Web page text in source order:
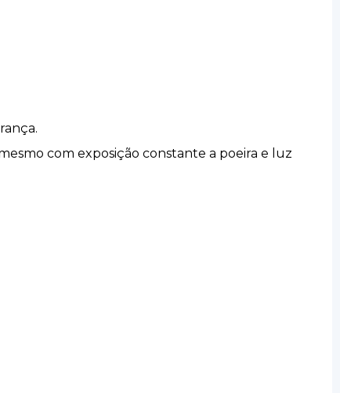
com exposição constante a poeira e luz